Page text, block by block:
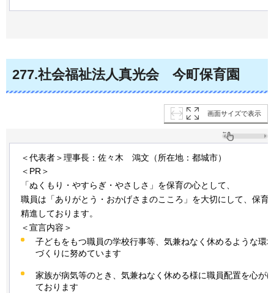
277.社会福祉法人真光会 今町保育園
画面サイズで表示
＜代表者＞理事長：佐々木 鴻文（所在地：都城市）
＜PR＞
「ぬくもり・やすらぎ・やさしさ」を保育の心として、
職員は「ありがとう・おかげさまのこころ」を大切にして、保育
精進しております。
＜宣言内容＞
子どもをもつ職員の学校行事等、気兼ねなく休めるような環
づくりに努めています
家族が病気等のとき、気兼ねなく休める様に職員配置を心が
ております